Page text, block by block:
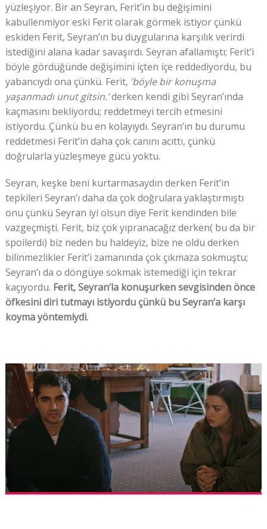
yüzleşiyor. Bir an Seyran, Ferit’in bu değişimini
kabullenmiyor eski Ferit olarak görmek istiyor çünkü
eskiden Ferit, Seyran’ın bu duygularına karşılık verirdi
istediğini alana kadar savaşırdı. Seyran afallamıştı; Ferit’i
böyle gördüğünde değişimini içten içe reddediyordu, bu
yabancıydı ona çünkü. Ferit, ‘böyle bir konuşma
yaşanmadı unut gitsin.’derken kendi gibi Seyran’ında
kaçmasını bekliyordu; reddetmeyi tercih etmesini
istiyordu. Çünkü bu en kolayıydı. Seyran’ın bu durumu
reddetmesi Ferit’in daha çok canını acıttı, çünkü
doğrularla yüzleşmeye gücü yoktu.
Seyran, keşke beni kurtarmasaydın derken Ferit’in
tepkileri Seyran’ı daha da çok doğrulara yaklaştırmıştı
onu çünkü Seyran iyi olsun diye Ferit kendinden bile
vazgeçmişti. Ferit, biz çok yıpranacağız derken( bu da bir
spoilerdı) biz neden bu haldeyiz, bize ne oldu derken
bilinmezlikler Ferit’i zamanında çok çıkmaza sokmuştu;
Seyran’ı da o döngüye sokmak istemediği için tekrar
kaçıyordu. Ferit, Seyran’la konuşurken sevgisinden önce
öfkesini diri tutmayı istiyordu çünkü bu Seyran’a karşı
koyma yöntemiydi.